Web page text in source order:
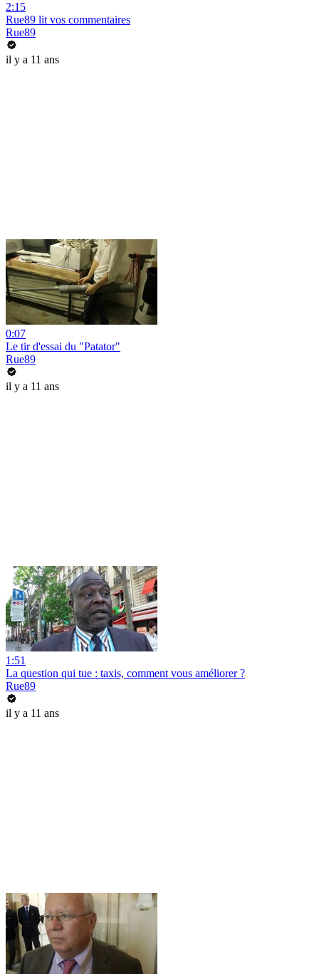
2:15
Rue89 lit vos commentaires
Rue89
il y a 11 ans
0:07
Le tir d'essai du "Patator"
Rue89
il y a 11 ans
1:51
La question qui tue : taxis, comment vous améliorer ?
Rue89
il y a 11 ans